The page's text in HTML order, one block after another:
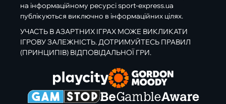
на інформаційному ресурсі sport-express.ua
публікуються виключно в інформаційних цілях.
УЧАСТЬ В АЗАРТНИХ ІГРАХ МОЖЕ ВИКЛИКАТИ
ІГРОВУ ЗАЛЕЖНІСТЬ. ДОТРИМУЙТЕСЬ ПРАВИЛ
(ПРИНЦИПІВ) ВІДПОВІДАЛЬНОЇ ГРИ.